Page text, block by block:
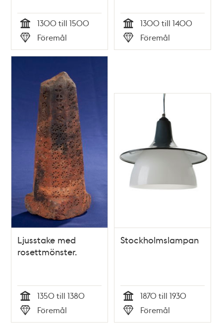
Tid
1300 till 1500
Typ
Föremål Tid
1300 till 1400
Typ
Föremål
Ljusstake med
rosettmönster.
Tid
1350 till 1380
Typ
Föremål
Stockholmslampan
Tid
1870 till 1930
Typ
Föremål